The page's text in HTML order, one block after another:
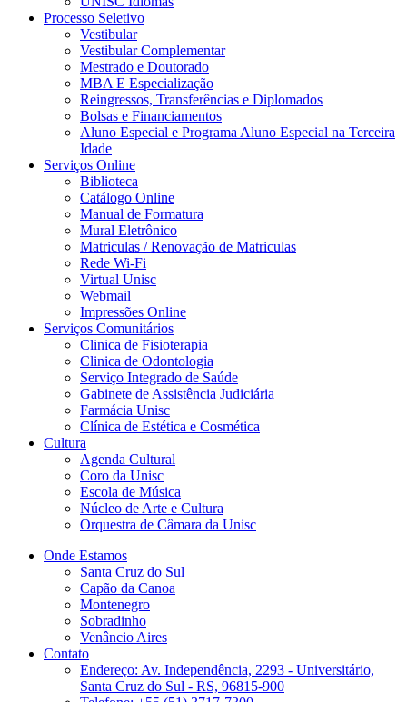
Processo Seletivo
Vestibular
Vestibular Complementar
Mestrado e Doutorado
MBA E Especialização
Reingressos, Transferências e Diplomados
Bolsas e Financiamentos
Aluno Especial e Programa Aluno Especial na Terceira
Idade
Serviços Online
Biblioteca
Catálogo Online
Manual de Formatura
Mural Eletrônico
Matriculas / Renovação de Matriculas
Rede Wi-Fi
Virtual Unisc
Webmail
Impressões Online
Serviços Comunitários
Clinica de Fisioterapia
Clinica de Odontologia
Serviço Integrado de Saúde
Gabinete de Assistência Judiciária
Farmácia Unisc
Clínica de Estética e Cosmética
Cultura
Agenda Cultural
Coro da Unisc
Escola de Música
Núcleo de Arte e Cultura
Orquestra de Câmara da Unisc
Onde Estamos
Santa Cruz do Sul
Capão da Canoa
Montenegro
Sobradinho
Venâncio Aires
Contato
Endereço: Av. Independência, 2293 - Universitário,
Santa Cruz do Sul - RS, 96815-900